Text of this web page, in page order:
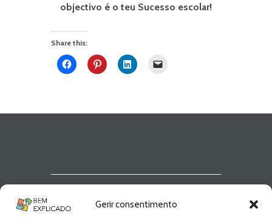
Gerir consentimento
objectivo é o teu Sucesso escolar!
Share this: